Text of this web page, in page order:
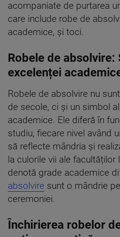
acompaniate de purtarea
care include robe de
academice, și toci.
Robele de absolvire:
excelenței
Robele de absolvire nu
de secole, ci și un simbol
academice. Ele diferă în
studiu, fiecare nivel având
să reflecte mândria și
la culorile vii ale
denotă grade academice
absolvire sunt o mândrie
ceremoniei.
Închirierea robelor